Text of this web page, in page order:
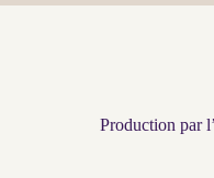
Production par